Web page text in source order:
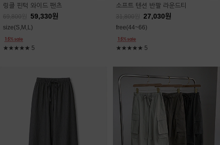
링클 핀턱 와이드 팬츠
69,800 59,330원
size(S,M,L)
★★★★★ 5
소프트 텐션 반팔 라운드티
31,800 27,030원
free(44~66)
★★★★★ 5